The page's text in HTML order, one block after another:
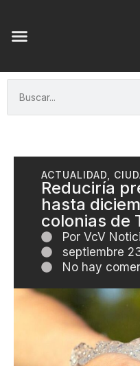
ACTUALIDAD,
Reduciría
hasta
colonias de
Por VcV
septiembre
No hay